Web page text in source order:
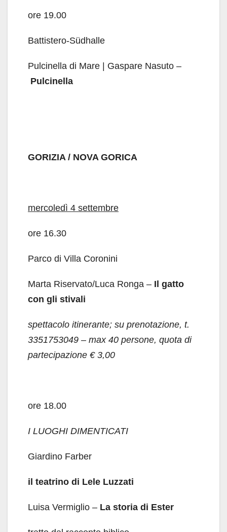
ore 19.00
Battistero-Südhalle
Pulcinella di Mare | Gaspare Nasuto –
Pulcinella
GORIZIA / NOVA GORICA
mercoledì 4 settembre
ore 16.30
Parco di Villa Coronini
Marta Riservato/Luca Ronga – Il gatto
con gli stivali
spettacolo itinerante; su prenotazione, t.
3351753049 – max 40 persone, quota di
partecipazione € 3,00
ore 18.00
I LUOGHI DIMENTICATI
Giardino Farber
il teatrino di Lele Luzzati
Luisa Vermiglio – La storia di Ester